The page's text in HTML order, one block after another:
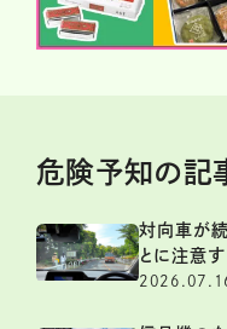
危険予知の記
対向車が続
とに注意